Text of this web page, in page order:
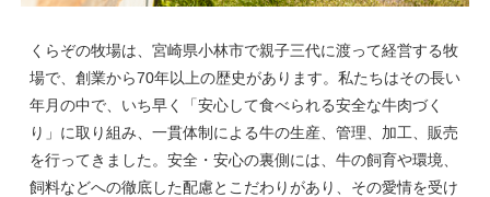
くらぞの牧場は、宮崎県小林市で親子三代に渡って経営する牧
場で、創業から70年以上の歴史があります。私たちはその長い
年月の中で、いち早く「安心して食べられる安全な牛肉づく
り」に取り組み、一貫体制による牛の生産、管理、加工、販売
を行ってきました。安全・安心の裏側には、牛の飼育や環境、
飼料などへの徹底した配慮とこだわりがあり、その愛情を受け